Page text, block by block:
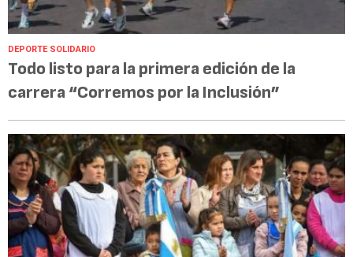
DEPORTE SOLIDARIO
Todo listo para la primera edición de la
carrera “Corremos por la Inclusión”